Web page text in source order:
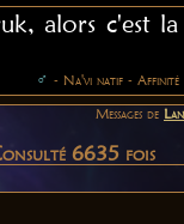
alors c'est
♂ - Na'vi natif - Affinité
Messages de
6635 fois